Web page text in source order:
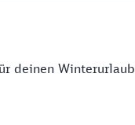
deinen